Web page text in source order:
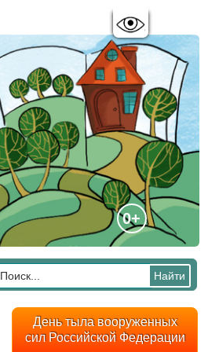
0+
День тыла вооруженных
сил Российской Федерации